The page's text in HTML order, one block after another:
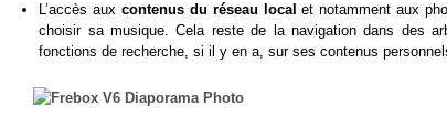
L’accès auxcontenus du réseau localet notamment aux
choisir sa musique. Cela reste de la navigation dans des
fonctions de recherche, si il y en a, sur ses contenus